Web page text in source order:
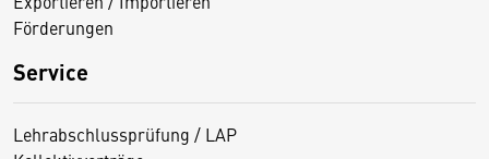
Förderungen
Service
Lehrabschlussprüfung / LAP